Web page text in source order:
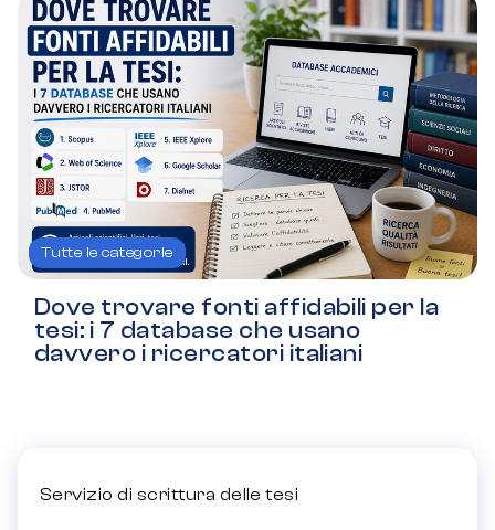
Tutte le categorie
Dove trovare fonti affidabili per la
tesi: i 7 database che usano
davvero i ricercatori italiani
Servizio di scrittura delle tesi